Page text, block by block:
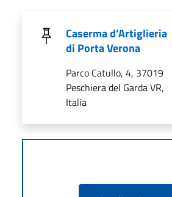
Caserma d’Artiglieria
di Porta Verona
Parco Catullo, 4, 37019
Peschiera del Garda VR,
Italia